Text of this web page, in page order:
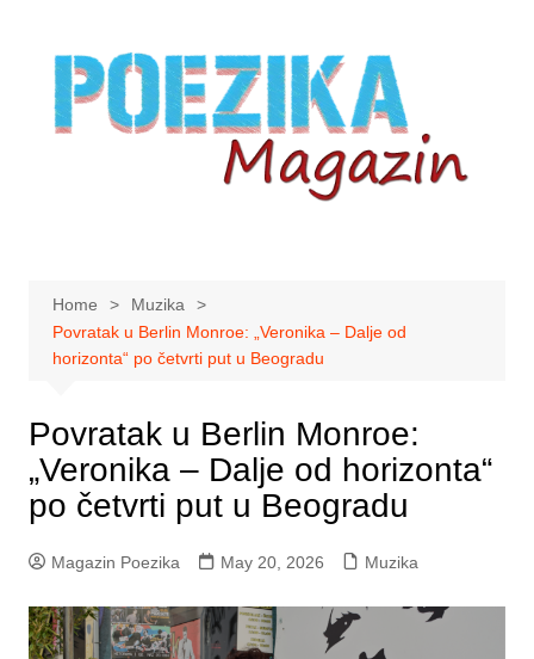
content
Home
Muzika
Povratak u Berlin Monroe: „Veronika – Dalje od
horizonta“ po četvrti put u Beogradu
Povratak u Berlin Monroe:
„Veronika – Dalje od horizonta“
po četvrti put u Beogradu
Magazin Poezika May 20, 2026 Muzika